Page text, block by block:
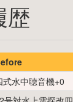
歴
式水中聴音機+0